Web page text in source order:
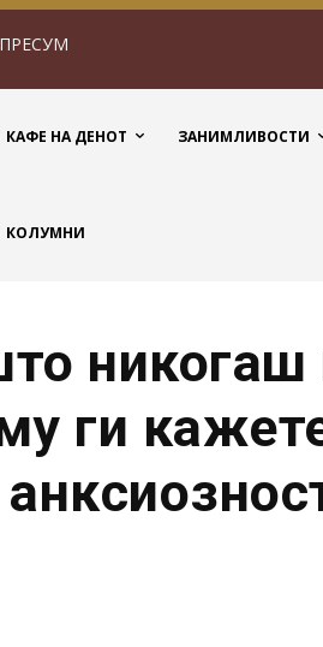
КАФЕ НА ДЕНОТ ЗАНИМЛИВОСТИ
КОЛУМНИ
никогаш
ги